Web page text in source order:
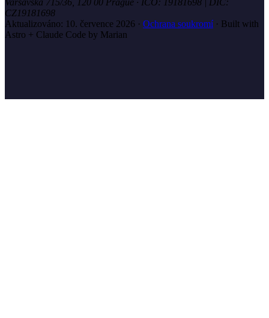
Varšavská 715/36, 120 00 Prague · IČO: 19181698 | DIČ:
CZ19181698
Aktualizováno: 10. července 2026 · Ochrana soukromí· Built with
Astro + Claude Code by Marian